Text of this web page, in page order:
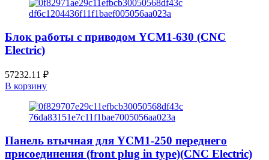
Блок работы с приводом YCM1-630 (CNC
Electric)
57232.11 ₽
В корзину
Панель втычная для YCM1-250 переднего
присоединения (front plug in type)(CNC Electric)